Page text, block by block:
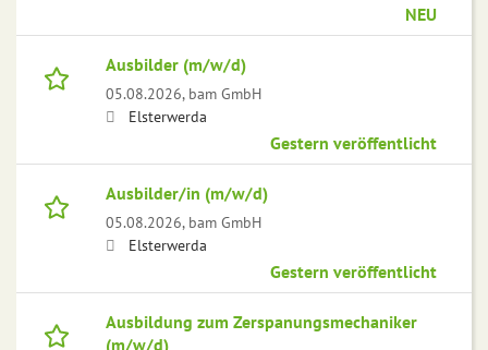
NEU
Ausbilder (m/w/d)
05.08.2026, bam GmbH
Elsterwerda
Gestern veröffentlicht
Ausbilder/in (m/w/d)
05.08.2026, bam GmbH
Elsterwerda
Gestern veröffentlicht
Ausbildung zum Zerspanungsmechaniker
(m/w/d)